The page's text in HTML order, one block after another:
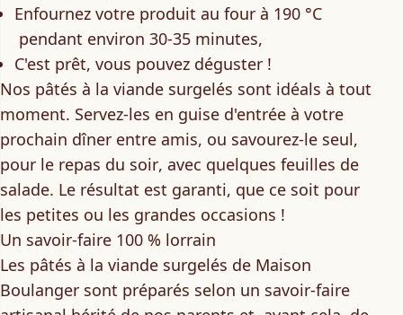
Enfournez votre produit au four à 190 °C
pendant environ 30-35 minutes,
C'est prêt, vous pouvez déguster !
Nos pâtés à la viande surgelés sont idéals à tout
moment. Servez-les en guise d'entrée à votre
prochain dîner entre amis, ou savourez-le seul,
pour le repas du soir, avec quelques feuilles de
salade. Le résultat est garanti, que ce soit pour
les petites ou les grandes occasions !
Un savoir-faire 100 % lorrain
Les pâtés à la viande surgelés de Maison
Boulanger sont préparés selon un savoir-faire